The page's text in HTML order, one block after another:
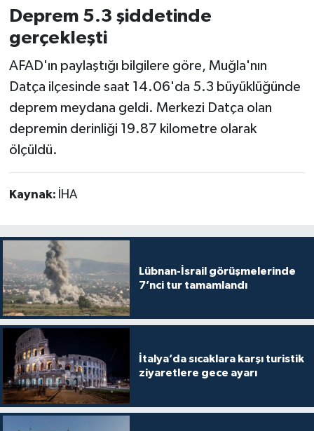
Deprem 5.3 şiddetinde
gerçekleşti
AFAD'ın paylaştığı bilgilere göre, Muğla'nın
Datça ilçesinde saat 14.06'da 5.3 büyüklüğünde
deprem meydana geldi. Merkezi Datça olan
depremin derinliği 19.87 kilometre olarak
ölçüldü.
Kaynak: İHA
Lübnan-İsrail görüşmelerinde
7’nci tur tamamlandı
İtalya’da sıcaklara karşı turistik
ziyaretlere gece ayarı